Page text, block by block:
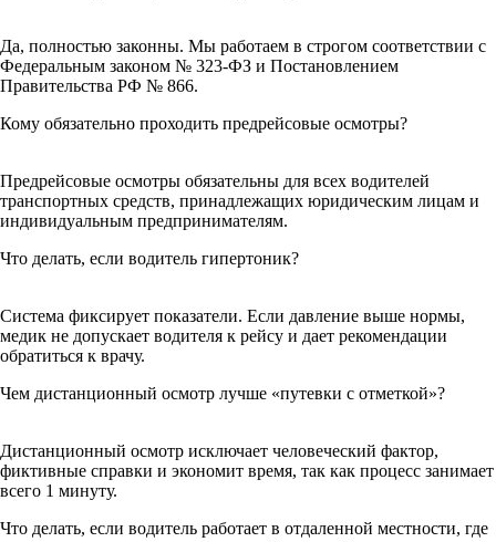
Да, полностью законны. Мы работаем в строгом соответствии с
Федеральным законом № 323-ФЗ и Постановлением
Правительства РФ № 866.
Кому обязательно проходить предрейсовые осмотры?
Предрейсовые осмотры обязательны для всех водителей
транспортных средств, принадлежащих юридическим лицам и
индивидуальным предпринимателям.
Что делать, если водитель гипертоник?
Система фиксирует показатели. Если давление выше нормы,
медик не допускает водителя к рейсу и дает рекомендации
обратиться к врачу.
Чем дистанционный осмотр лучше «путевки с отметкой»?
Дистанционный осмотр исключает человеческий фактор,
фиктивные справки и экономит время, так как процесс занимает
всего 1 минуту.
Что делать, если водитель работает в отдаленной местности, где